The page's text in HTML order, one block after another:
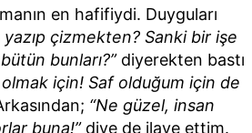
en hafifiydi. Duyguları
yazıp çizmekten? Sanki bir işe
bunları?”diyerekten bastı
için! Saf olduğum için de
“Ne güzel, insan
buna!”diye de ilave ettim.